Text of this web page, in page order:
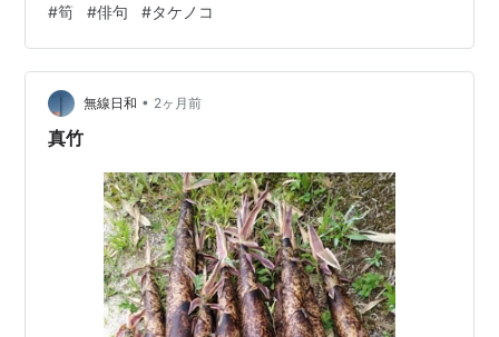
#筍 #俳句 #タケノコ
無線日和 • 2ヶ月前
真竹